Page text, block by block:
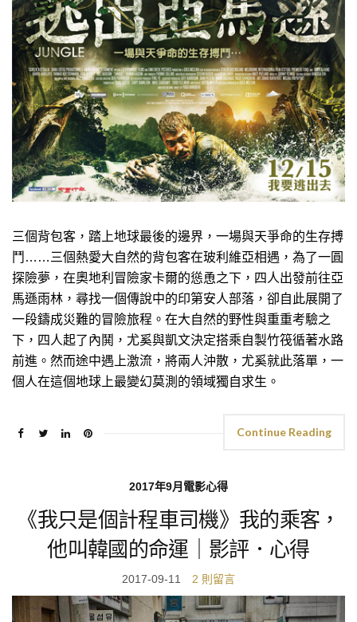
三個背包客，踏上地球最後的邊界，一場與天爭命的生存搏
鬥……三個熱愛大自然的背包客在玻利維亞相遇，為了一圓
探險夢，在奧地利冒險家卡爾的慫恿之下，四人出發前往亞
馬遜雨林，尋找一個傳說中的印第安人部落，卻自此展開了
一段鑄成災難的冒險旅程。在大自然的野性與重重考驗之
下，四人起了內鬨，尤奚與凱文決定搭乘自製竹筏循著水路
前進。然而途中遇上激流，將兩人沖散，尤奚就此落單，一
個人在這個地球上最變幻莫測的領域獨自求生。
Continue Reading
2017年9月電影心得
《我只是個計程車司機》我的乘客，
他叫韓國的命運｜影評．心得
2017-09-11 2 則留言